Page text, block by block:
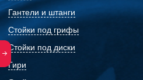
Гантели и штанги
Стойки под грифы
Стойки под диски
Гири